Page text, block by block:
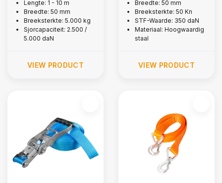
wide hooks, 5,000
kg
Lengte: 1 - 10 m
Breedte: 50 mm
Breeksterkte: 5.000 kg
Sjorcapaciteit: 2.500 /
5.000 daN
VIEW PRODUCT
5,000 kg
Breedte: 50 mm
Breeksterkte: 50 Kn
STF-Waarde: 350 daN
Materiaal: Hoogwaardig
staal
VIEW PRODUCT